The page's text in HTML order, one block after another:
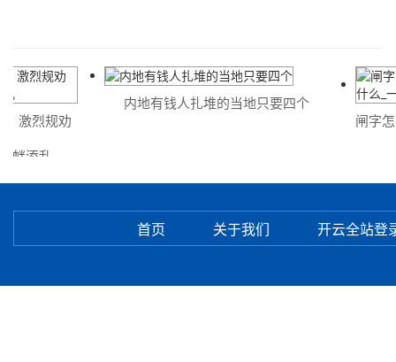
规劝
乱
内地有钱人扎堆的当地只要四个
闸字怎样
首页 关于我们 开云全站登